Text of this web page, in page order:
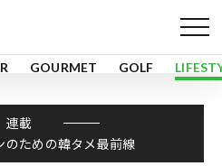
GOURMET GOLF
連載
のための韓タメ最前線